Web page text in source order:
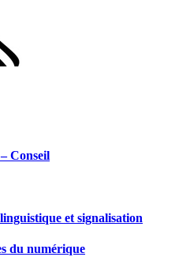
Conseil
et signalisation
du numérique